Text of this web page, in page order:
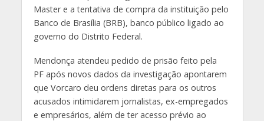
Master e a tentativa de compra da instituição pelo
Banco de Brasília (BRB), banco público ligado ao
governo do Distrito Federal.
Mendonça atendeu pedido de prisão feito pela
PF após novos dados da investigação apontarem
que Vorcaro deu ordens diretas para os outros
acusados intimidarem jornalistas, ex-empregados
e empresários, além de ter acesso prévio ao